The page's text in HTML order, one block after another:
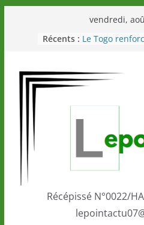
vendredi,
Récents : Le Togo
Éléphants en
LOTO
marque de
la scène
performances
Togo: Que
éducation et de
Récépissé N°0022/